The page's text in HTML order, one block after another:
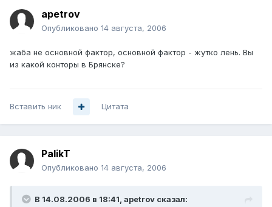
apetrov
Опубликовано 14 августа, 2006
жаба не основной фактор, основной фактор - жутко лень. Вы
из какой конторы в Брянске?
Вставить ник Цитата
PalikT
Опубликовано 14 августа, 2006
В 14.08.2006 в 18:41, apetrov сказал: